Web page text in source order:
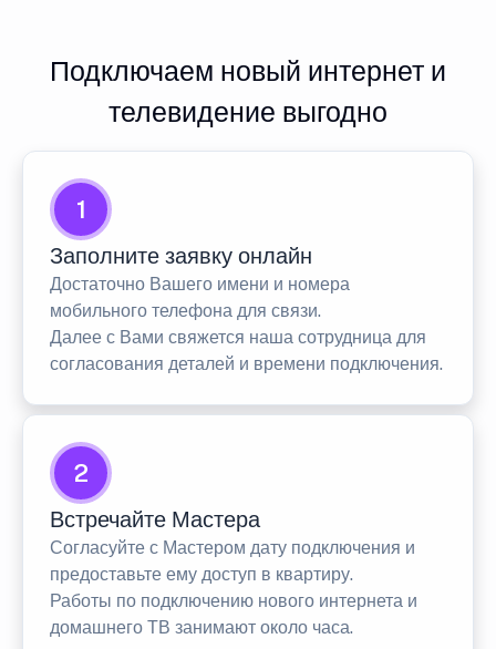
Подключаем новый интернет и
телевидение выгодно
1
Заполните заявку онлайн
Достаточно Вашего имени и номера
мобильного телефона для связи.
Далее с Вами свяжется наша сотрудница для
согласования деталей и времени подключения.
2
Встречайте Мастера
Согласуйте с Мастером дату подключения и
предоставьте ему доступ в квартиру.
Работы по подключению нового интернета и
домашнего ТВ занимают около часа.